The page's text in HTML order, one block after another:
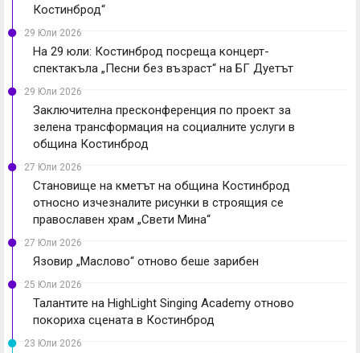
Костинброд“
29 Юли 2026
На 29 юли: Костинброд посреща концерт-
спектакъла „Песни без възраст“ на БГ Дуетът
29 Юли 2026
Заключителна пресконференция по проект за
зелена трансформация на социалните услуги в
община Костинброд
27 Юли 2026
Становище на кметът на община Костинброд
относно изчезналите рисунки в строящия се
православен храм „Свети Мина“
27 Юли 2026
Язовир „Маслово“ отново беше зарибен
25 Юли 2026
Талантите на HighLight Singing Academy отново
покориха сцената в Костинброд
23 Юли 2026